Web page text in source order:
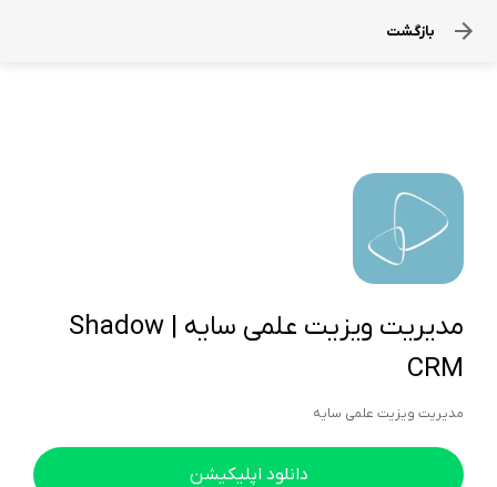
بازگشت
مدیریت ویزیت علمی سایه | Shadow
CRM
مدیریت ویزیت علمی سایه
دانلود اپلیکیشن